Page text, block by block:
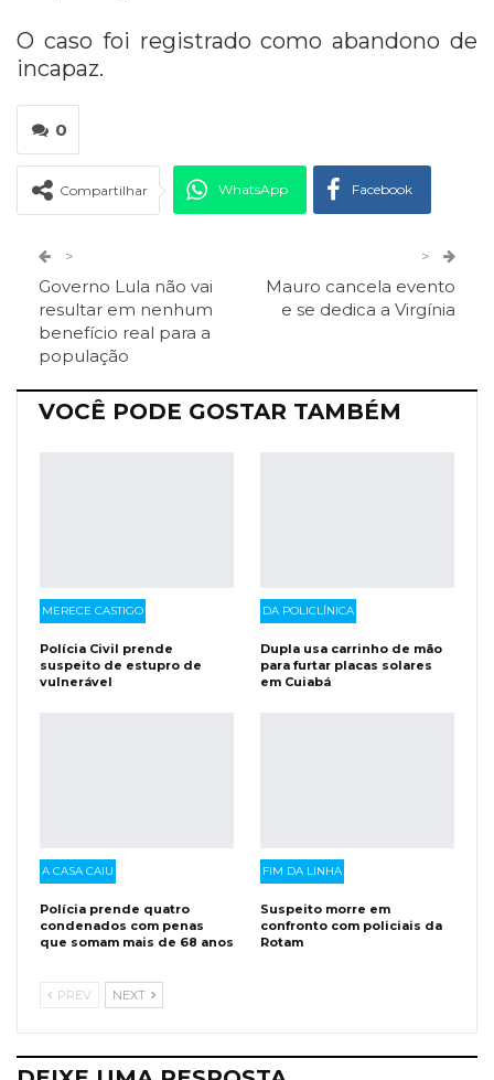
O caso foi registrado como abandono de
incapaz.
0
Compartilhar WhatsApp Facebook
ReddIt Telegram
Facebook Messenger
>
Governo Lula não vai
resultar em nenhum
benefício real para a
população
>
Mauro cancela evento
e se dedica a Virgínia
VOCÊ PODE GOSTAR TAMBÉM
MERECE CASTIGO
Polícia Civil prende
suspeito de estupro de
vulnerável
DA POLICLÍNICA
Dupla usa carrinho de mão
para furtar placas solares
em Cuiabá
A CASA CAIU
Polícia prende quatro
condenados com penas
que somam mais de 68 anos
FIM DA LINHA
Suspeito morre em
confronto com policiais da
Rotam
PREV NEXT